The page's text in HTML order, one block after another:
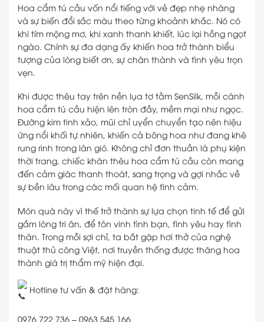
Hoa cẩm tú cầu vốn nổi tiếng với vẻ đẹp nhẹ nhàng
và sự biến đổi sắc màu theo từng khoảnh khắc. Nó có
khi tím mộng mơ, khi xanh thanh khiết, lúc lại hồng ngọt
ngào. Chính sự đa dạng ấy khiến hoa trở thành biểu
tượng của lòng biết ơn, sự chân thành và tình yêu trọn
vẹn.
Khi được thêu tay trên nền lụa tơ tằm SenSilk, mỗi cánh
hoa cẩm tú cầu hiện lên tròn đầy, mềm mại như ngọc.
Đường kim tinh xảo, mũi chỉ uyển chuyển tạo nên hiệu
ứng nổi khối tự nhiên, khiến cả bông hoa như đang khẽ
rung rinh trong làn gió. Không chỉ đơn thuần là phụ kiện
thời trang, chiếc khăn thêu hoa cẩm tú cầu còn mang
đến cảm giác thanh thoát, sang trọng và gợi nhắc về
sự bền lâu trong các mối quan hệ tình cảm.
Món quà này vì thế trở thành sự lựa chọn tinh tế để gửi
gắm lòng tri ân, để tôn vinh tình bạn, tình yêu hay tình
thân. Trong mỗi sợi chỉ, ta bắt gặp hơi thở của nghệ
thuật thủ công Việt, nơi truyền thống được thăng hoa
thành giá trị thẩm mỹ hiện đại.
Hotline tư vấn & đặt hàng:
0976 722 736 – 0963 545 166